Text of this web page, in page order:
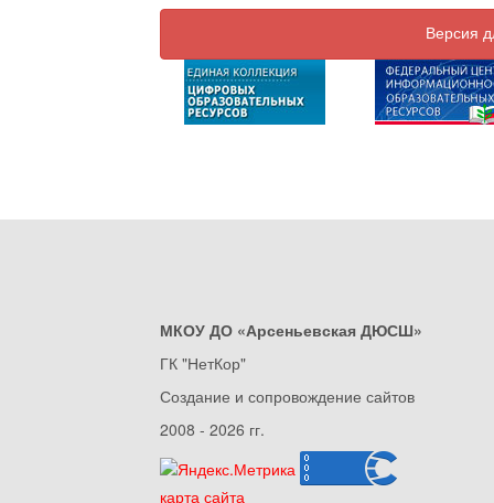
Версия
МКОУ ДО «Арсеньевская ДЮСШ»
ГК "НетКор"
Создание и сопровождение сайтов
2008 - 2026 гг.
карта сайта